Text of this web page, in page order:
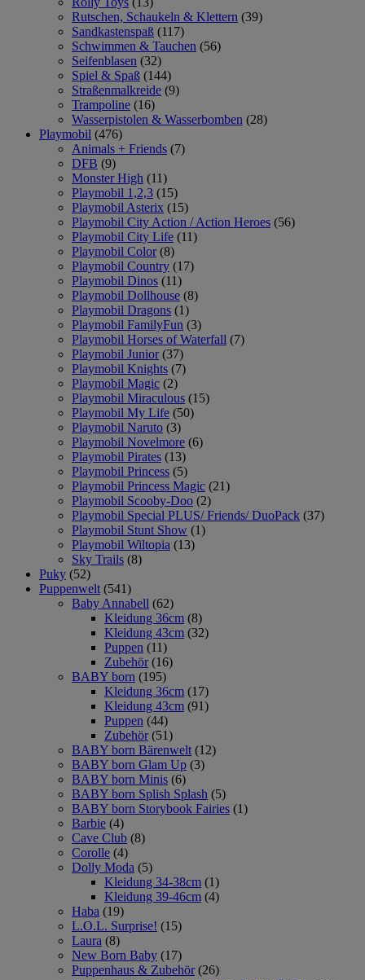
Rutschen, Schaukeln & Klettern (39)
Sandkastenspaß (117)
Schwimmen & Tauchen (56)
Seifenblasen (32)
Spiel & Spaß (144)
Straßenmalkreide (9)
Trampoline (16)
Wasserpistolen & Wasserbomben (28)
Playmobil (476)
Animals + Friends (7)
DFB (9)
Monster High (11)
Playmobil 1,2,3 (15)
Playmobil Asterix (15)
Playmobil City Action / Action Heroes (56)
Playmobil City Life (11)
Playmobil Color (8)
Playmobil Country (17)
Playmobil Dinos (11)
Playmobil Dollhouse (8)
Playmobil Dragons (1)
Playmobil FamilyFun (3)
Playmobil Horses of Waterfall (7)
Playmobil Junior (37)
Playmobil Knights (7)
Playmobil Magic (2)
Playmobil Miraculous (15)
Playmobil My Life (50)
Playmobil Naruto (3)
Playmobil Novelmore (6)
Playmobil Pirates (13)
Playmobil Princess (5)
Playmobil Princess Magic (21)
Playmobil Scooby-Doo (2)
Playmobil Special PLUS/ Friends/ DuoPack (37)
Playmobil Stunt Show (1)
Playmobil Wiltopia (13)
Sky Trails (8)
Puky (52)
Puppenwelt (541)
Baby Annabell (62)
Kleidung 36cm (8)
Kleidung 43cm (32)
Puppen (11)
Zubehör (16)
BABY born (195)
Kleidung 36cm (17)
Kleidung 43cm (91)
Puppen (44)
Zubehör (51)
BABY born Bärenwelt (12)
BABY born Glam Up (3)
BABY born Minis (6)
BABY born Splish Splash (5)
BABY born Storybook Fairies (1)
Barbie (4)
Cave Club (8)
Corolle (4)
Dolly Moda (5)
Kleidung 34-38cm (1)
Kleidung 39-46cm (4)
Haba (19)
L.O.L. Surprise! (15)
Laura (8)
New Born Baby (17)
Puppenhaus & Zubehör (26)